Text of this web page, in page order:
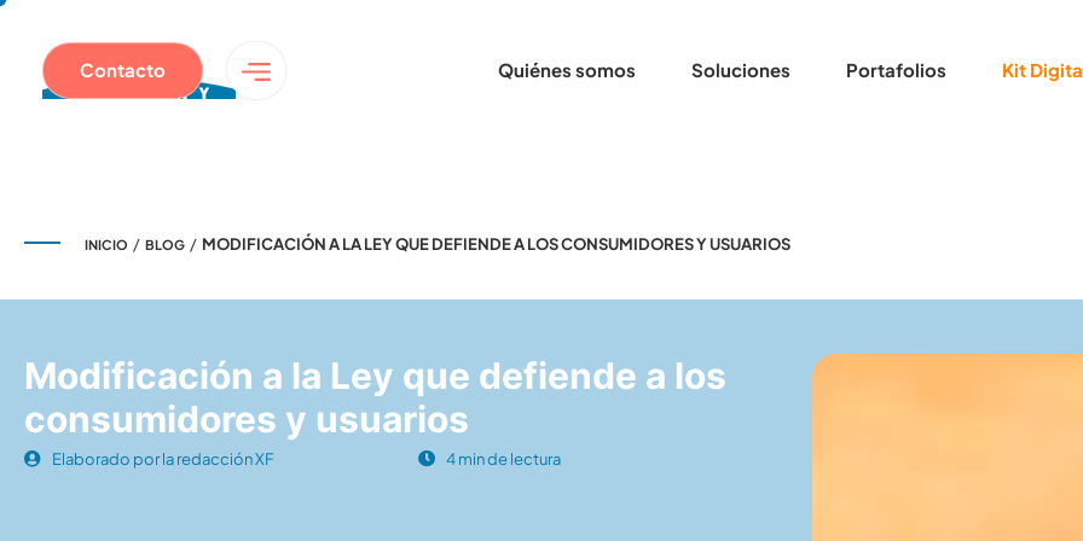
Quiénes somos Soluciones Portafolios Kit
Contacto
INICIO / BLOG / MODIFICACIÓN A LA LEY QUE DEFIENDE A LOS CONSUMIDORES Y USUARIOS
Modificación a la Ley que defiende a los
consumidores y usuarios
Elaborado por la redacción XF 4 min de lectura